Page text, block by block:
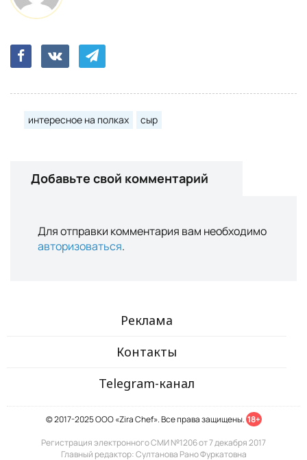
интересное на полках сыр
Добавьте свой комментарий
Для отправки комментария вам необходимо
авторизоваться.
Реклама
Контакты
Telegram-канал
© 2017-2025 ООО «Zira Chef». Все права защищены. 18+
Регистрация электронного СМИ №1206 от 7 декабря 2017
Главный редактор: Султанова Рано Фуркатовна